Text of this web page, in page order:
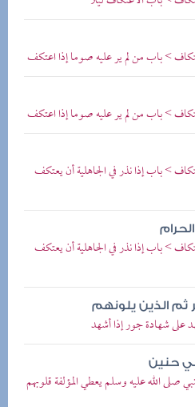
> باب من لم ير عليه صوما إذا اعتكف
> باب من لم ير عليه صوما إذا اعتكف
> باب إذا نذر في الجاهلية أن يعتكف
> باب إذا نذر في الجاهلية أن يعتكف
ثم الذين يلونهم
شهادة جور إذا أشهد
حنين
الله عليه وسلم يعطي المؤلفة قلوبهم